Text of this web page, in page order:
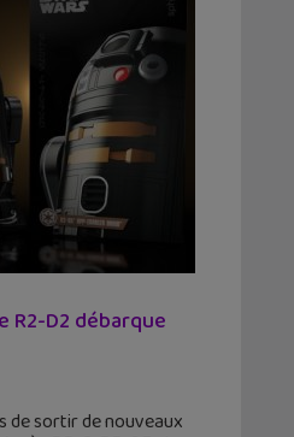
R2-D2 débarque
de sortir de nouveaux